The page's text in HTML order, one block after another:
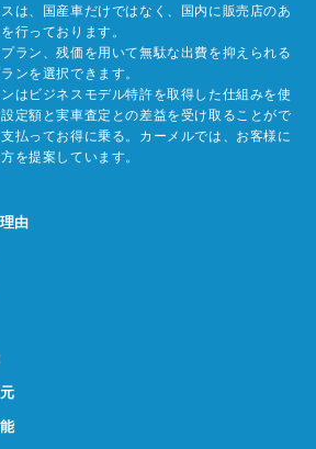
は、国産車だけではなく、国内に販売店のあ
行っております。
ラン、残価を用いて無駄な出費を抑えられる
ンを選択できます。
はビジネスモデル特許を取得した仕組みを使
定額と実車査定との差益を受け取ることがで
払ってお得に乗る。カーメルでは、お客様に
を提案しています。
由